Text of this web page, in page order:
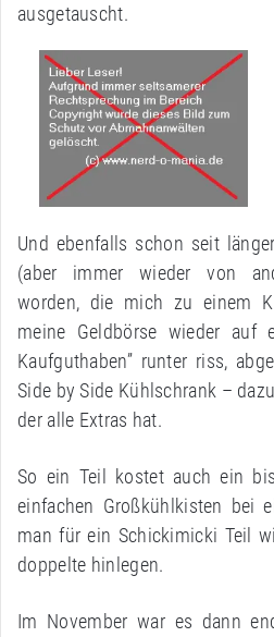
ausgetauscht.
Und ebenfalls schon seit
(aber immer wieder von
worden, die mich zu einem
meine Geldbörse wieder auf
Kaufguthaben” runter riss,
Side by Side Kühlschrank –
der alle Extras hat.
So ein Teil kostet auch ein
einfachen Großkühlkisten bei
man für ein Schickimicki Teil
doppelte hinlegen.
Im November war es dann